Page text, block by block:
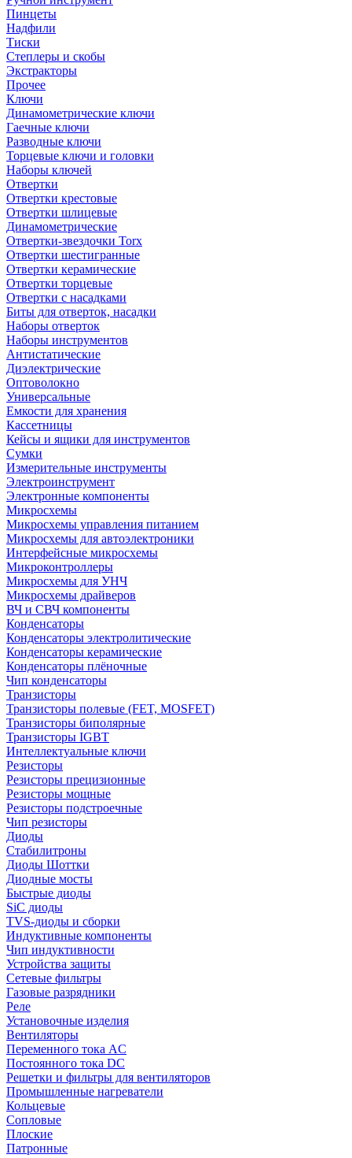
Пинцеты
Надфили
Тиски
Степлеры и скобы
Экстракторы
Прочее
Ключи
Динамометрические ключи
Гаечные ключи
Разводные ключи
Торцевые ключи и головки
Наборы ключей
Отвертки
Отвертки крестовые
Отвертки шлицевые
Динамометрические
Отвертки-звездочки Torx
Отвертки шестигранные
Отвертки керамические
Отвертки торцевые
Отвертки с насадками
Биты для отверток, насадки
Наборы отверток
Наборы инструментов
Антистатические
Диэлектрические
Оптоволокно
Универсальные
Емкости для хранения
Кассетницы
Кейсы и ящики для инструментов
Сумки
Измерительные инструменты
Электроинструмент
Электронные компоненты
Микросхемы
Микросхемы управления питанием
Микросхемы для автоэлектроники
Интерфейсные микросхемы
Микроконтроллеры
Микросхемы для УНЧ
Микросхемы драйверов
ВЧ и СВЧ компоненты
Конденсаторы
Конденсаторы электролитические
Конденсаторы керамические
Конденсаторы плёночные
Чип конденсаторы
Транзисторы
Транзисторы полевые (FET, MOSFET)
Транзисторы биполярные
Транзисторы IGBT
Интеллектуальные ключи
Резисторы
Резисторы прецизионные
Резисторы мощные
Резисторы подстроечные
Чип резисторы
Диоды
Стабилитроны
Диоды Шоттки
Диодные мосты
Быстрые диоды
SiC диоды
TVS-диоды и сборки
Индуктивные компоненты
Чип индуктивности
Устройства защиты
Сетевые фильтры
Газовые разрядники
Реле
Установочные изделия
Вентиляторы
Переменного тока AC
Постоянного тока DC
Решетки и фильтры для вентиляторов
Промышленные нагреватели
Кольцевые
Сопловые
Плоские
Патронные